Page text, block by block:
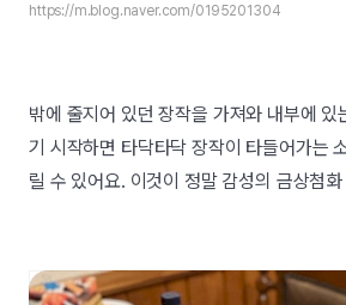
https://m.blog.naver.com/0195201304
밖에 줄지어 있던 장작을 가져와 내부에 있
기 시작하면 타닥타닥 장작이 타들어가는
릴 수 있어요. 이것이 정말 감성의 금상첨